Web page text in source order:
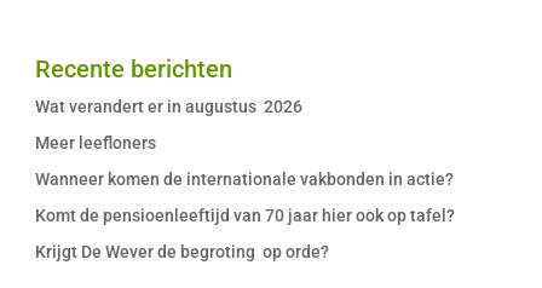
Recente berichten
Wat verandert er in augustus 2026
Meer leefloners
Wanneer komen de internationale vakbonden in actie?
Komt de pensioenleeftijd van 70 jaar hier ook op tafel?
Krijgt De Wever de begroting op orde?